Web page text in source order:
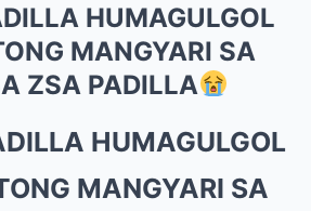
HUMAGULGOL
MANGYARI SA
ZSA PADILLA
HUMAGULGOL
MANGYARI SA